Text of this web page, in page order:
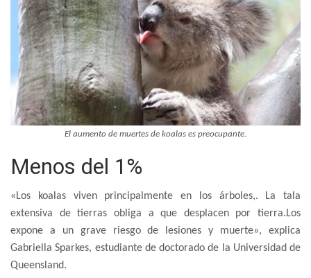
El aumento de muertes de koalas es preocupante.
Menos del 1%
«Los koalas viven principalmente en los árboles,. La tala
extensiva de tierras obliga a que desplacen por tierra.Los
expone a un grave riesgo de lesiones y muerte», explica
Gabriella Sparkes, estudiante de doctorado de la Universidad de
Queensland.